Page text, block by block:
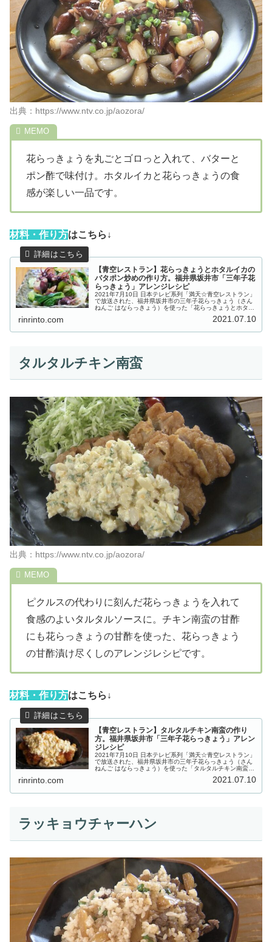
出典：https://www.ntv.co.jp/aozora/
花らっきょうを丸ごとゴロっと入れて、バターと
ポン酢で味付け。ホタルイカと花らっきょうの食
感が楽しい一品です。
材料・作り方はこちら↓
【青空レストラン】花らっきょうとホタルイカの
バタポン炒めの作り方。福井県坂井市「三年子花
らっきょう」アレンジレシピ
2021年7月10日 日本テレビ系列「満天☆青空レストラン」
で放送された、福井県坂井市の三年子花らっきょう（さん
ねんご はならっきょう）を使った「花らっきょうとホタル
rinrinto.com 2021.07.10
タルタルチキン南蛮
出典：https://www.ntv.co.jp/aozora/
ピクルスの代わりに刻んだ花らっきょうを入れて
食感のよいタルタルソースに。チキン南蛮の甘酢
にも花らっきょうの甘酢を使った、花らっきょう
の甘酢漬け尽くしのアレンジレシピです。
材料・作り方はこちら↓
【青空レストラン】タルタルチキン南蛮の作り
方。福井県坂井市「三年子花らっきょう」アレン
ジレシピ
2021年7月10日 日本テレビ系列「満天☆青空レストラン」
で放送された、福井県坂井市の三年子花らっきょう（さん
ねんご はならっきょう）を使った「タルタルチキン南蛮」
rinrinto.com 2021.07.10
ラッキョウチャーハン